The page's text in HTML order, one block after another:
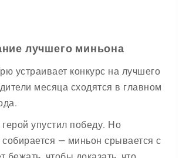
лучшего миньона
устраивает конкурс на лучшего
месяца сходятся в главном
упустил победу. Но
— миньон срывается с